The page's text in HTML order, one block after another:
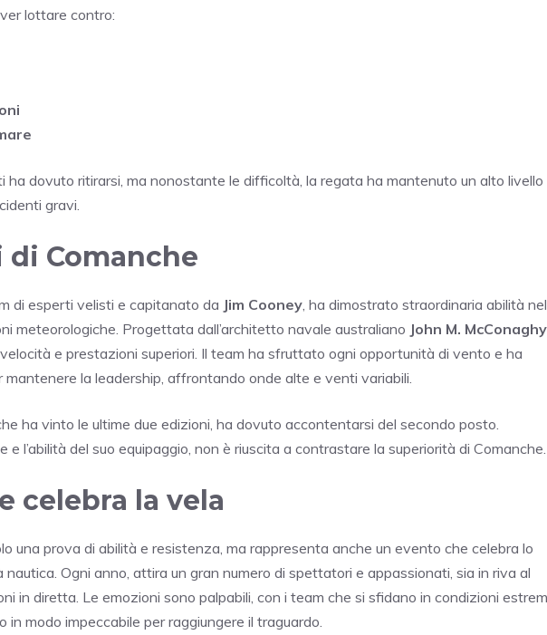
lottare contro:
ha dovuto ritirarsi, ma nonostante le difficoltà, la regata ha mantenuto un alto livello
gravi.
Comanche
di esperti velisti e capitanato da Jim Cooney , ha dimostrato straordinaria abilità
meteorologiche. Progettata dall’architetto navale australiano John M. McConaghy
e prestazioni superiori. Il team ha sfruttato ogni opportunità di vento e ha
la leadership, affrontando onde alte e venti variabili.
ha vinto le ultime due edizioni, ha dovuto accontentarsi del secondo posto.
l’abilità del suo equipaggio, non è riuscita a contrastare la superiorità di Comanche.
celebra la vela
una prova di abilità e resistenza, ma rappresenta anche un evento che celebra lo
Ogni anno, attira un gran numero di spettatori e appassionati, sia in riva al
in diretta. Le emozioni sono palpabili, con i team che si sfidano in condizioni
in modo impeccabile per raggiungere il traguardo.